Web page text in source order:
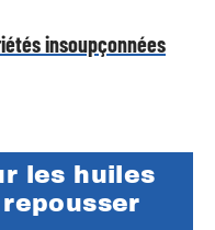
insoupçonnées
les huiles